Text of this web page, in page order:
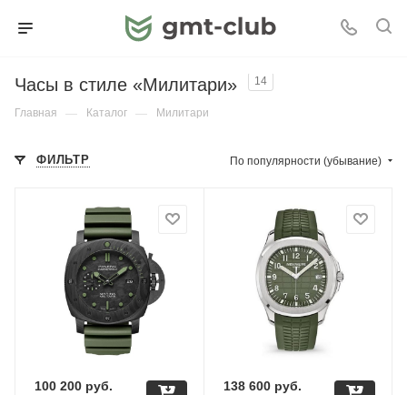
Часы в стиле «Милитари» 14
Главная — Каталог — Милитари
ФИЛЬТР По популярности (убывание)
100 200 руб. 138 600руб.